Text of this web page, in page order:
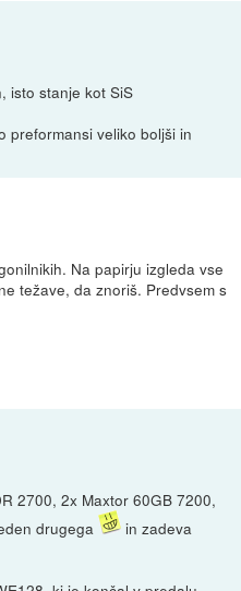
isto stanje kot SiS
preformansi veliko boljši in
Na papirju izgleda vse
težave, da znoriš. Predvsem s
2700, 2x Maxtor 60GB 7200,
drugega
in zadeva